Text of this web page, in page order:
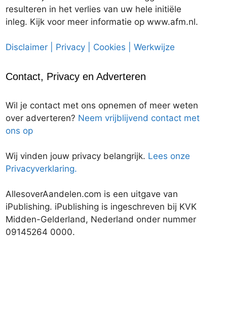
resulteren in het verlies van uw hele initiële
inleg. Kijk voor meer informatie op www.afm.nl.
Disclaimer | Privacy | Cookies | Werkwijze
Contact, Privacy en Adverteren
Wil je contact met ons opnemen of meer weten
over adverteren? Neem vrijblijvend contact met
ons op
Wij vinden jouw privacy belangrijk. Lees onze
Privacyverklaring.
AllesoverAandelen.com is een uitgave van
iPublishing. iPublishing is ingeschreven bij KVK
Midden-Gelderland, Nederland onder nummer
09145264 0000.